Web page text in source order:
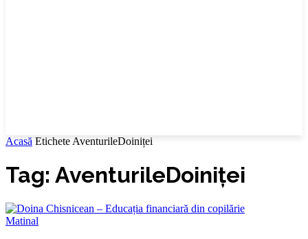
Acasă Etichete AventurileDoiniței
Tag: AventurileDoiniței
Matinal